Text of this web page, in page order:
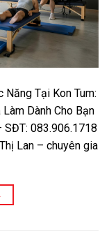
Năng Tại Kon Tum:
Dành Cho Bạn
SĐT: 083.906.1718
Lan – chuyên gia